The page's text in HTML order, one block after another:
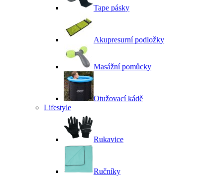
Tape pásky
Akupresurní podložky
Masážní pomůcky
Otužovací kádě
Lifestyle
Rukavice
Ručníky